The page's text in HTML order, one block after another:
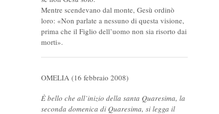
Mentre scendevano dal monte, Gesù ordinò
loro: «Non parlate a nessuno di questa visione,
prima che il Figlio dell’uomo non sia risorto dai
morti».
OMELIA (16 febbraio 2008)
È bello che all’inizio della santa Quaresima, la
seconda domenica di Quaresima, si legga il